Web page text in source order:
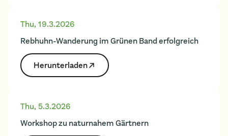
Thu, 19.3.2026
Rebhuhn-Wanderung im Grünen Band erfolgreich
Herunter­laden
Thu, 5.3.2026
Workshop zu naturnahem Gärtnern